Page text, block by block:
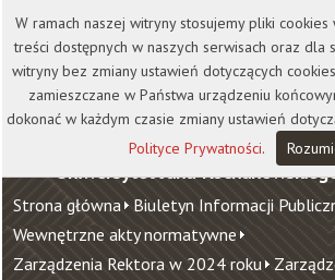
Kontakt Biblioteka
Wirtualna Uczelnia
Uniwersytet Jana
Strona główna Biuletyn Informacji
Wewnętrzne akty normatywne
Zarządzenia Rektora w 2024 roku
W ramach naszej witryny stosujemy pliki
treści dostępnych w naszych serwisach oraz dla
witryny bez zmiany ustawień dotyczących
zamieszczane w Państwa urządzeniu
dokonać w każdym czasie zmiany ustawień
Polityce Prywatności.